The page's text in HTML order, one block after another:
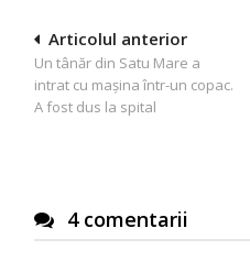
Navigare
în
articole
Articolul anterior
Un tânăr din Satu Mare a
intrat cu mașina într-un copac.
A fost dus la spital
4 comentarii